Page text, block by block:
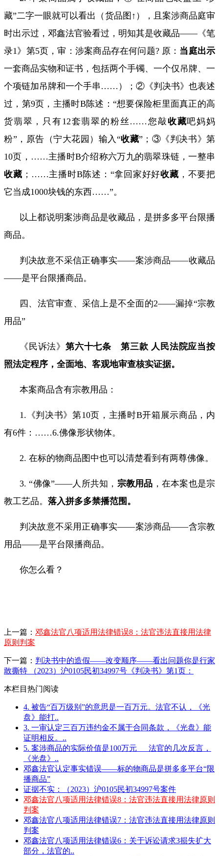
藏”二字一眼就可以看出（货品图↑），且案涉商品庭审
时出示过，邓鑫法官验看过，明知其是收藏品——《笔
录1 》第5页，审：涉案商品存在何问题? 原： 当庭出示
一套商品实物和证书，包括两个手镯、一个仅吊牌、一
个项链加吊牌和一个手串 …… ）；②《判决书》也表述
过，第9页，主播时B陈述： “想要保险柜里面真正的高
货翡翠，只有12套翡翠的粉丝 …… 您敲收藏吧妈妈
粉” ，原告（宁大花园）输入 “收藏” ；③《判决书》第
10页， ……主播时B介绍称六万九的翡翠珠链，一整串
收藏 ； ……主播时B陈述： “拿回家好好收藏 ，不要把
它当成1000块钱的东西……”。
以上都说明案涉商品是收藏品，是拼多多平台限播
商品。
判决故意不采信正确事实——案涉商品——收藏品
——是平台限播商品。
四、法官审查、采信上是不全面的2——漏掉“宗教
用品”
《民诉法》第六十七条 第三款 人民法院应当按
照法定程序，全面地、客观地审查核实证据。
本案商品含有宗教用品：
1. 《判决书》第10页，主播时B开箱展示商品，内
有6件： ……6.佛像形状物体。
2. 在标的物商品图中也可以清楚看到有两尊佛像。
3.“佛像”——人所共知， 宗教用品 ，在本案也是宗
教工艺品。 落入拼多多禁播范围。
判决故意不采用正确事实——案涉商品——含宗教
用品——是平台限播商品。
你怎么看？
上一篇： 邓鑫法官八项适用法律错误8：法官违法直接用法律
原则判案
下一篇： 判决书中的造假——改变顺序——看出问题你是行家
敢撕特 （2023）沪0105民初34997号《判决书》第1页：
本栏目热门阅读
4. 被告“百万级别”的意思是一百万元。法官不认，《光
盘》能打..
3. 一审认定三百万违约金不属于合同条款，《光盘》能
证明相反。..
5. 案涉商品的实际价值是100万元___法官的几次反言，
《光盘》..
邓鑫法官认定事实错误——标的物商品是拼多多平台“限
播商品”
证据不实：（2023）沪0105民初34997号案件
邓鑫法官八项适用法律错误8：法官违法直接用法律原则
判案
邓鑫法官八项适用法律错误7：法官违法直接用法律原则
判案
邓鑫法官八项适用法律错误6：关于诉讼请求3损失扩大
部分，法官的..